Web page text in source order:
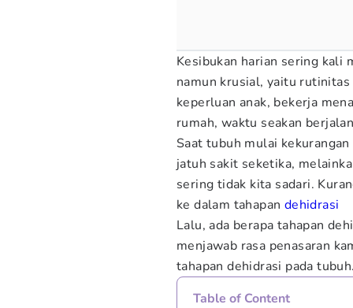
Kesibukan harian sering kali
namun krusial, yaitu
keperluan anak, bekerja
rumah, waktu seakan
Saat tubuh mulai
jatuh sakit seketika,
sering tidak kita sadari.
ke dalam tahapan dehidrasi
Lalu, ada berapa tahapan
menjawab rasa penasaran
tahapan dehidrasi pada
Table of Content